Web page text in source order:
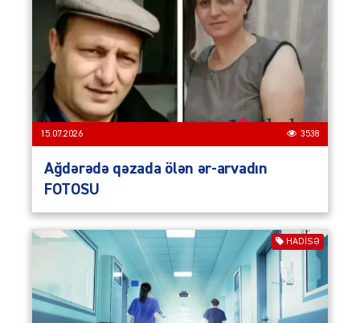
15.07.2026 3538
Ağdərədə qəzada ölən ər-arvadın
FOTOSU
HADISƏ